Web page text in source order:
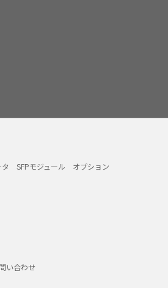
SFPモジュール
オプション
い合わせ